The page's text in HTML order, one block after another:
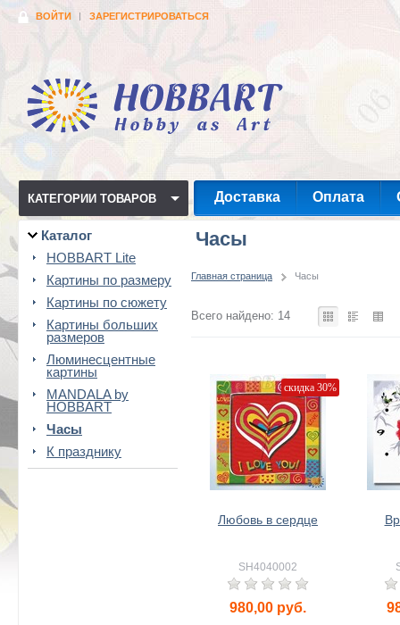
ВОЙТИ ЗАРЕГИСТРИРОВАТЬСЯ
КАТЕГОРИИ ТОВАРОВ Доставка Оплата
Каталог
HOBBART Lite
Картины по размеру
Картины по сюжету
Картины больших
размеров
Люминесцентные
картины
MANDALA by
HOBBART
Часы
К празднику
Часы
Главная страница Часы
Всего найдено: 14
скидка 30%
Любовь в сердце
SH4040002
980,00 руб.